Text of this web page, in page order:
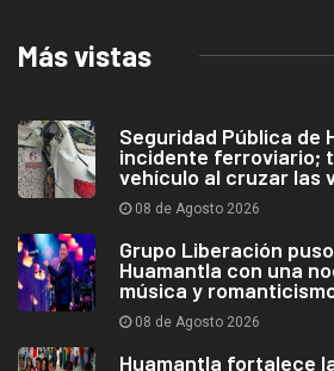
Más vistas
Seguridad Pública de
incidente ferroviario;
vehículo al cruzar las
08 de Agosto 2026
Grupo Liberación
Huamantla con una
música y
08 de Agosto 2026
Huamantla fortalece